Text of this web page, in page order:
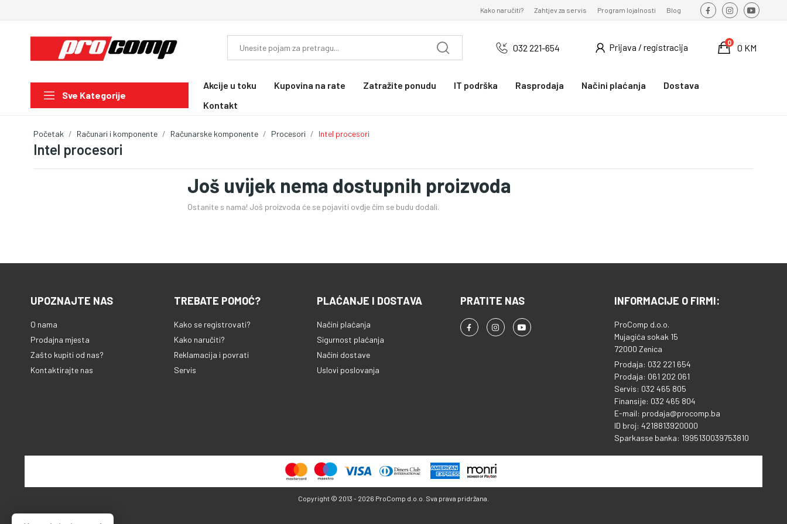
Kako naručiti? Zahtjev za servis Program lojalnosti Blog
032 221-654 Prijava / registracija 0 KM
0
Sve Kategorije
Akcije u toku Kupovina na rate Zatražite ponudu IT podrška Rasprodaja Načini plaćanja
Dostava
Kontakt
Intel procesori
Početak Računari i komponente Računarske komponente Procesori Intel procesori
Još uvijek nema dostupnih proizvoda
Ostanite s nama! Još proizvoda će se pojaviti ovdje čim se budu dodali.
UPOZNAJTE NAS
O nama
Prodajna mjesta
Zašto kupiti od nas?
Kontaktirajte nas
TREBATE POMOĆ?
Kako se registrovati?
Kako naručiti?
Reklamacija i povrati
Servis
PLAĆANJE I DOSTAVA
Načini plaćanja
Sigurnost plaćanja
Načini dostave
Uslovi poslovanja
PRATITE NAS INFORMACIJE O FIRMI:
ProComp d.o.o.
Mujagića sokak 15
72000 Zenica
Prodaja: 032 221 654
Prodaja: 061 202 061
Servis: 032 465 805
Finansije: 032 465 804
E-mail: prodaja@procomp.ba
ID broj: 4218813920000
Sparkasse banka: 1995130039753810
Copyright © 2013 - 2026 ProComp d.o.o. Sva prava pridržana.